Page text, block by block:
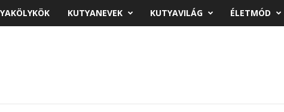
KUTYANEVEK KUTYAVILÁG ÉLETMÓD